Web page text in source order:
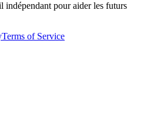
pour aider les futurs
Terms of Service